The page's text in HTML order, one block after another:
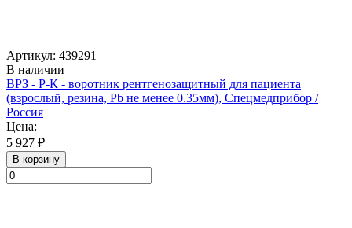
Артикул: 439291
В наличии
ВРЗ - Р-К - воротник рентгенозащитный для пациента
(взрослый, резина, Pb не менее 0.35мм), Спецмедприбор /
Россия
Цена:
5 927 ₽
В корзину